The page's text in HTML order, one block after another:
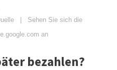
| Sehen Sie sich die
an
bezahlen?